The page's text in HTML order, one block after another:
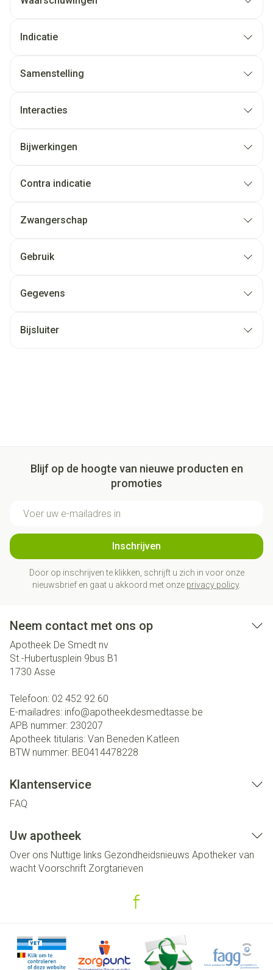
Indicatie
Samenstelling
Interacties
Bijwerkingen
Contra indicatie
Zwangerschap
Gebruik
Gegevens
Bijsluiter
Blijf op de hoogte van nieuwe producten en
promoties
Inschrijven
Door op inschrijven te klikken, schrijft u zich in voor onze
nieuwsbrief en gaat u akkoord met onze privacy policy.
Neem contact met ons op
Apotheek De Smedt nv
St.-Hubertusplein 9bus B1
1730 Asse
Telefoon: 02 452 92 60
E-mailadres: info@apotheekdesmedtasse.be
APB nummer: 230207
Apotheek titularis: Van Beneden Katleen
BTW nummer: BE0414478228
Klantenservice
FAQ
Uw apotheek
Over ons Nuttige links Gezondheidsnieuws Apotheker van
wacht Voorschrift Zorgtarieven